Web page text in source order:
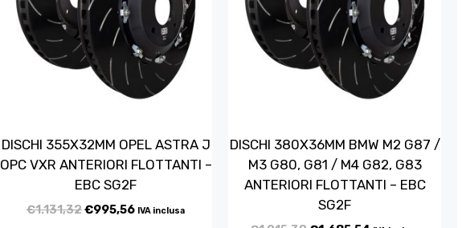
DISCHI 355X32MM OPEL ASTRA J
OPC VXR ANTERIORI FLOTTANTI –
EBC SG2F
€1.131,32€995,56 IVA inclusa
DISCHI 380X36MM BMW M2 G87 /
M3 G80, G81 / M4 G82, G83
ANTERIORI FLOTTANTI – EBC
SG2F